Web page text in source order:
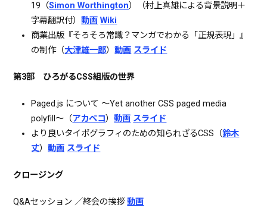
19（Simon Worthington）（村上真雄による背景説明＋
字幕翻訳付）動画 Wiki
商業出版『そろそろ常識？マンガでわかる「正規表現」』
の制作（大津雄一郎）動画 スライド
第3部 ひろがるCSS組版の世界
Paged.js について 〜Yet another CSS paged media
polyfill〜（アカベコ）動画 スライド
より良いタイポグラフィのための知られざるCSS（鈴木
丈）動画 スライド
クロージング
Q&Aセッション ／終会の挨拶動画